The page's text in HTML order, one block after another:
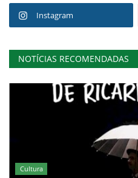
Instagram
NOTÍCIAS RECOMENDADAS
Cultura